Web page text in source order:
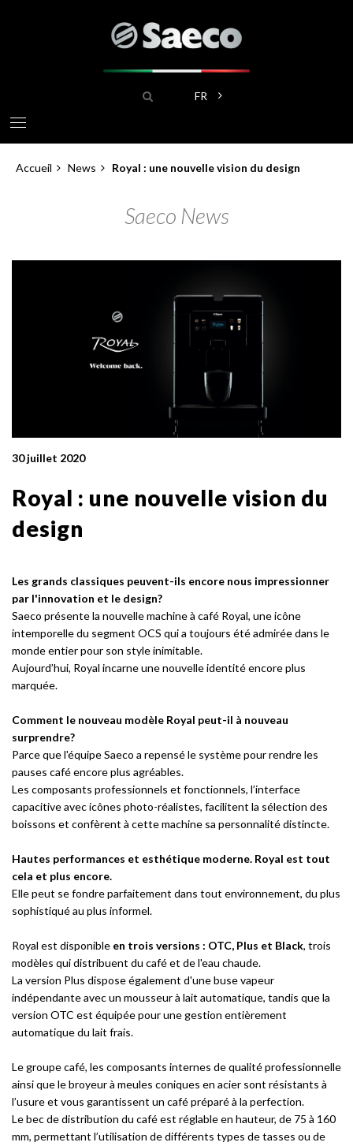
FR Lister les actions
Accueil News Royal : une nouvelle vision du design
Saeco News
30 juillet 2020
Royal : une nouvelle vision du
design
Les grands classiques peuvent-ils encore nous impressionner
par l'innovation et le design?
Saeco présente la nouvelle machine à café Royal, une icône
intemporelle du segment OCS qui a toujours été admirée dans le
monde entier pour son style inimitable.
Aujourd’hui, Royal incarne une nouvelle identité encore plus
marquée.
Comment le nouveau modèle Royal peut-il à nouveau
surprendre?
Parce que l'équipe Saeco a repensé le système pour rendre les
pauses café encore plus agréables.
Les composants professionnels et fonctionnels, l’interface
capacitive avec icônes photo-réalistes, facilitent la sélection des
boissons et confèrent à cette machine sa personnalité distincte.
Hautes performances et esthétique moderne. Royal est tout
cela et plus encore.
Elle peut se fondre parfaitement dans tout environnement, du plus
sophistiqué au plus informel.
Royal est disponible en trois versions : OTC, Plus et Black, trois
modèles qui distribuent du café et de l'eau chaude.
La version Plus dispose également d'une buse vapeur
indépendante avec un mousseur à lait automatique, tandis que la
version OTC est équipée pour une gestion entièrement
automatique du lait frais.
Le groupe café, les composants internes de qualité professionnelle
ainsi que le broyeur à meules coniques en acier sont résistants à
l’usure et vous garantissent un café préparé à la perfection.
Le bec de distribution du café est réglable en hauteur, de 75 à 160
mm, permettant l’utilisation de différents types de tasses ou de